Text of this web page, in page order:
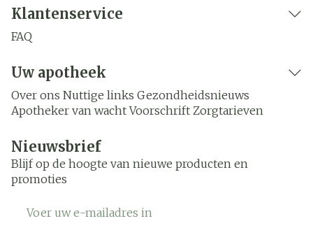
Klantenservice
FAQ
Uw apotheek
Over ons Nuttige links Gezondheidsnieuws
Apotheker van wacht Voorschrift Zorgtarieven
Nieuwsbrief
Blijf op de hoogte van nieuwe producten en
promoties